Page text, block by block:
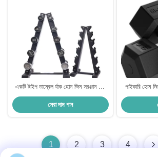
একটি টাইপ ডাম্বেল র্যাক হোম জিম সরঞ্জাম ফ্রি
উইটস র্যাক
সেরা দাম পান
পাইকারি হোম
হেক্স রাবার
কেজি 15 কেজি
1 2 3 4